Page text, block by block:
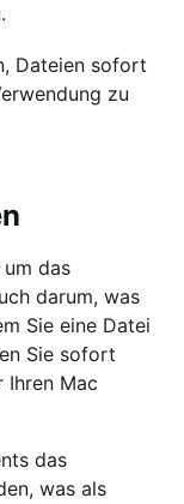
Dateien sofort
zu
das
darum, was
Sie eine Datei
Sie sofort
Ihren Mac
das
was als